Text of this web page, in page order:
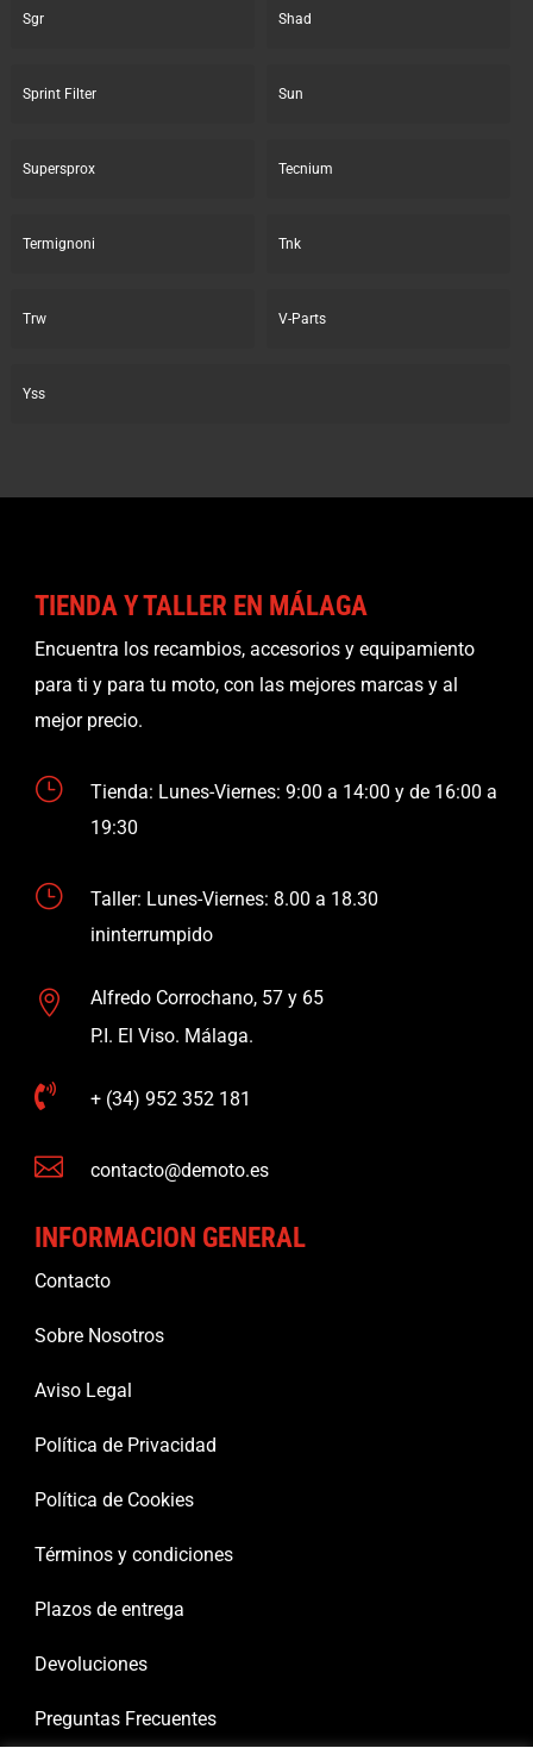
Sgr Shad
Sprint Filter Sun
Supersprox Tecnium
Termignoni Tnk
Trw V-Parts
Yss
TIENDA Y TALLER EN MÁLAGA
Encuentra los recambios, accesorios y equipamiento
para ti y para tu moto, con las mejores marcas y al
mejor precio.
}
Tienda: Lunes-Viernes: 9:00 a 14:00 y de 16:00 a
19:30
}
Taller: Lunes-Viernes: 8.00 a 18.30
ininterrumpido

Alfredo Corrochano, 57 y 65
P.I. El Viso. Málaga.
 + (34) 952 352 181
 contacto@demoto.es
INFORMACION GENERAL
Contacto
Sobre Nosotros
Aviso Legal
Política de Privacidad
Política de Cookies
Términos y condiciones
Plazos de entrega
Devoluciones
Preguntas Frecuentes